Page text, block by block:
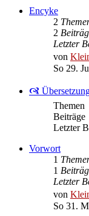
Encyke
2
2
Letzter
von
So 29.
🙧
Themen
Beiträge
Letzter
Vorwort
1
1
Letzter
von
So 31.